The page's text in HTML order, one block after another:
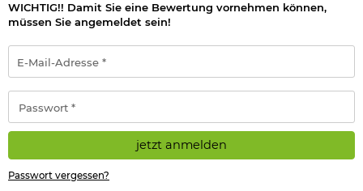
WICHTIG!! Damit Sie eine Bewertung vornehmen können,
müssen Sie angemeldet sein!
Mail-
Adresse
*
jetzt anmelden
Passwort vergessen?